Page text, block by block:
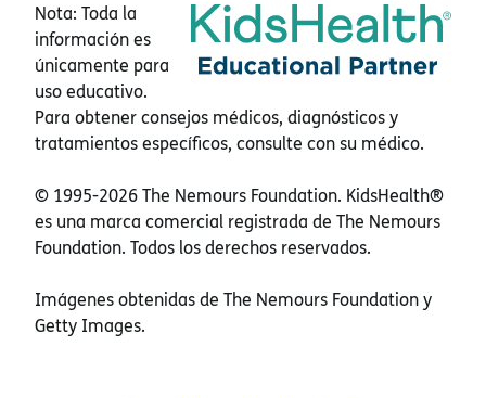
Nota: Toda la
información es
únicamente para
uso educativo.
Para obtener consejos médicos, diagnósticos y
tratamientos específicos, consulte con su médico.
© 1995-2026 The Nemours Foundation. KidsHealth®
es una marca comercial registrada de The Nemours
Foundation. Todos los derechos reservados.
Imágenes obtenidas de The Nemours Foundation y
Getty Images.